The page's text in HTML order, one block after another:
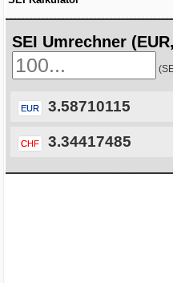
SEI Umrechner
EUR 3.58710115
CHF 3.34417485